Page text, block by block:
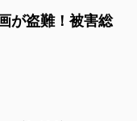
が盗難！被害総